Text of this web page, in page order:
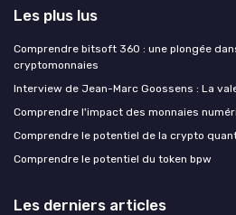
Les plus lus
Comprendre bitsoft 360 : une plongée
cryptomonnaies
Interview de Jean-Marc Goossens : La
Comprendre l'impact des monnaies
Comprendre le potentiel de la crypto
Comprendre le potentiel du token bpw
Les derniers articles